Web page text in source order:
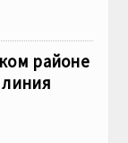
районе